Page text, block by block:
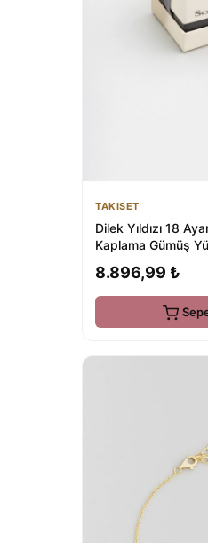
TAKISET
Dilek Yıldızı 18
Kaplama Gümüş
8.896,99 ₺